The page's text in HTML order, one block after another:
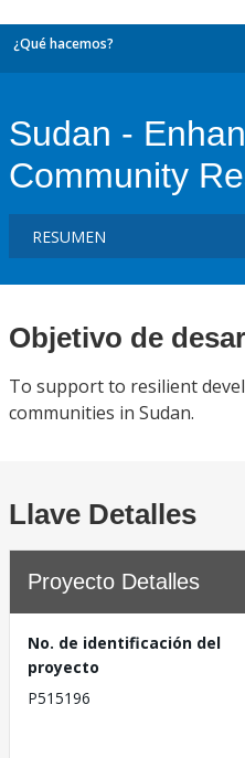
¿Qué hacemos?
Sudan -
Community
Objetivo de
To support to resilient
communities in Sudan.
Llave Detalles
Proyecto Detalles
No. de identificación del
proyecto
P515196